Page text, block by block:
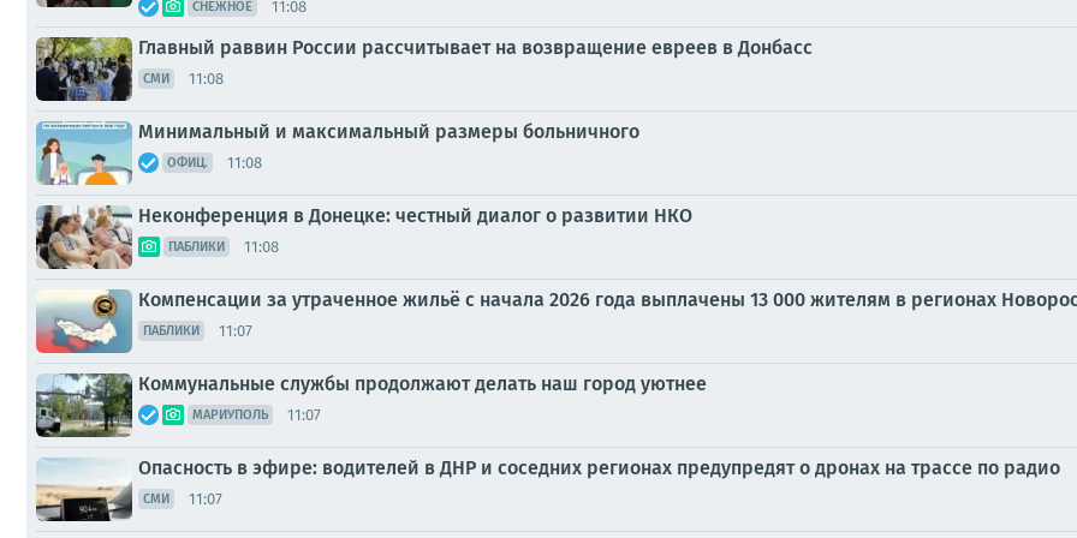
СНЕЖНОЕ 11:08
Главный раввин России рассчитывает на возвращение евреев в Донбасс
СМИ 11:08
Минимальный и максимальный размеры больничного
ОФИЦ. 11:08
Неконференция в Донецке: честный диалог о развитии НКО
ПАБЛИКИ 11:08
Компенсации за утраченное жильё с начала 2026 года выплачены 13 000 жителям в регионах
ПАБЛИКИ 11:07
Коммунальные службы продолжают делать наш город уютнее
МАРИУПОЛЬ 11:07
Опасность в эфире: водителей в ДНР и соседних регионах предупредят о дронах на трассе по радио
СМИ 11:07